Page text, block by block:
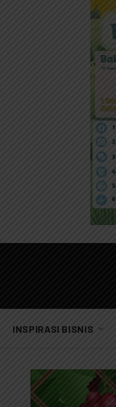
INSPIRASI BISNIS